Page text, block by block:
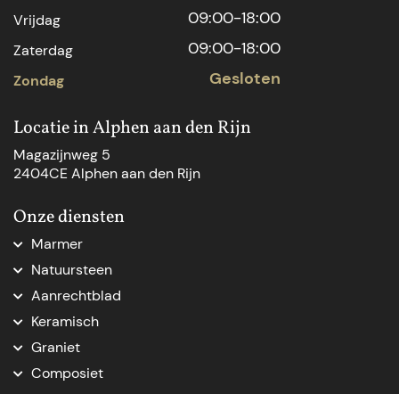
Vrijdag 09:00-18:00
Zaterdag 09:00-18:00
Zondag Gesloten
Locatie in Alphen aan den Rijn
Magazijnweg 5
2404CE Alphen aan den Rijn
Onze diensten
Marmer
Marmer aanrechtblad
Marmer natuursteen
Marmer op maat
Marmeren blad op maat
Marmer badkamer
Natuursteen
Natuursteen Den Haag
Natuursteenblad op maat
Natuursteen dorpel
Werkblad op maat
Aanrechtblad
Aanrechtblad op maat
Nieuw keukenblad
Keukenblad vervangen
Keramisch
Keramische keukenbladen
Graniet
Graniet keukenblad op maat
Graniet tafelblad
Composiet